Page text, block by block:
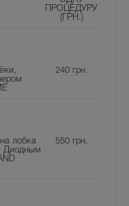
ПРОЦЕДУРУ
(ГРН.)
240грн.
лобка
Диодным
550грн.